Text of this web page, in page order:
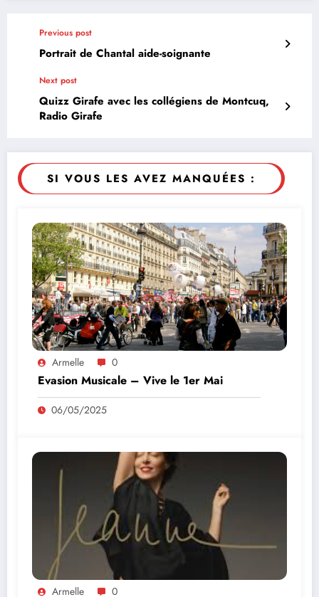
Previous post
Portrait de Chantal aide-soignante
Next post
Quizz Girafe avec les collégiens de Montcuq,
Radio Girafe
SI VOUS LES AVEZ MANQUÉES :
Armelle 0
Evasion Musicale – Vive le 1er Mai
06/05/2025
Armelle 0